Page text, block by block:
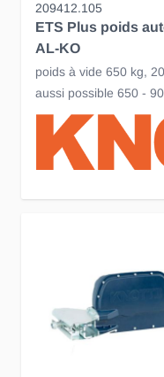
209412.105
ETS Plus poids
AL-KO
poids à vide 650 kg,
aussi possible 650 -